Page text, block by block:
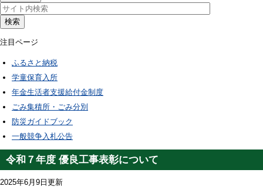
検索
注目ページ
ふるさと納税
学童保育入所
年金生活者支援給付金制度
ごみ集積所・ごみ分別
防災ガイドブック
一般競争入札公告
令和７年度 優良工事表彰について
2025年6月9日更新